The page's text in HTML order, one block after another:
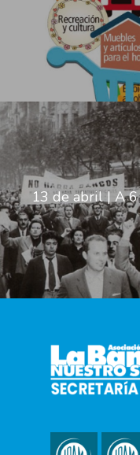
13 de abril | A